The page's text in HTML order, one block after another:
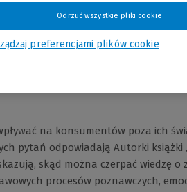
na konsumentów poza ich
pytań odpowiadają Autorki książki
skąd można czerpać wiedzę o
procesów poznawczych,
preferencjami plików cookie
Odrzuć wszystkie pliki cookie